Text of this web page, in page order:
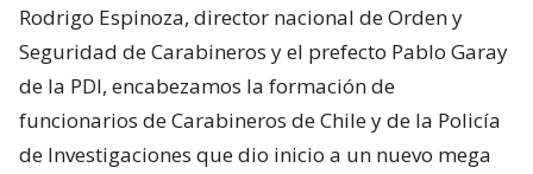
Rodrigo Espinoza, director nacional de Orden y
Seguridad de Carabineros y el prefecto Pablo Garay
de la PDI, encabezamos la formación de
funcionarios de Carabineros de Chile y de la Policía
de Investigaciones que dio inicio a un nuevo mega